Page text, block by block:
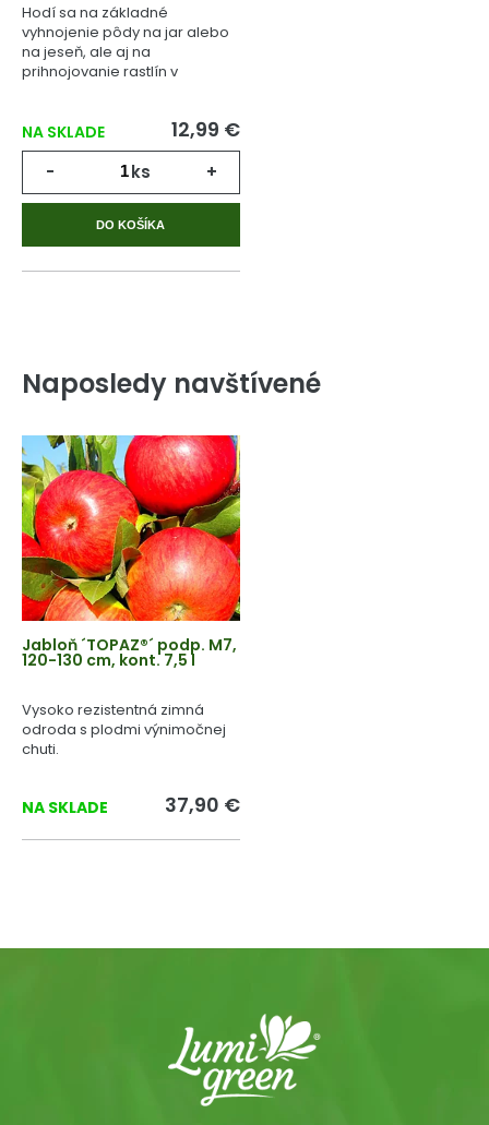
Hodí sa na základné
vyhnojenie pôdy na jar alebo
na jeseň, ale aj na
prihnojovanie rastlín v
NA SKLADE 12,99 €
- ks +
DO KOŠÍKA
Naposledy navštívené
Jabloň ´TOPAZ®´ podp. M7,
120-130 cm, kont. 7,5 l
Vysoko rezistentná zimná
odroda s plodmi výnimočnej
chuti.
NA SKLADE 37,90 €